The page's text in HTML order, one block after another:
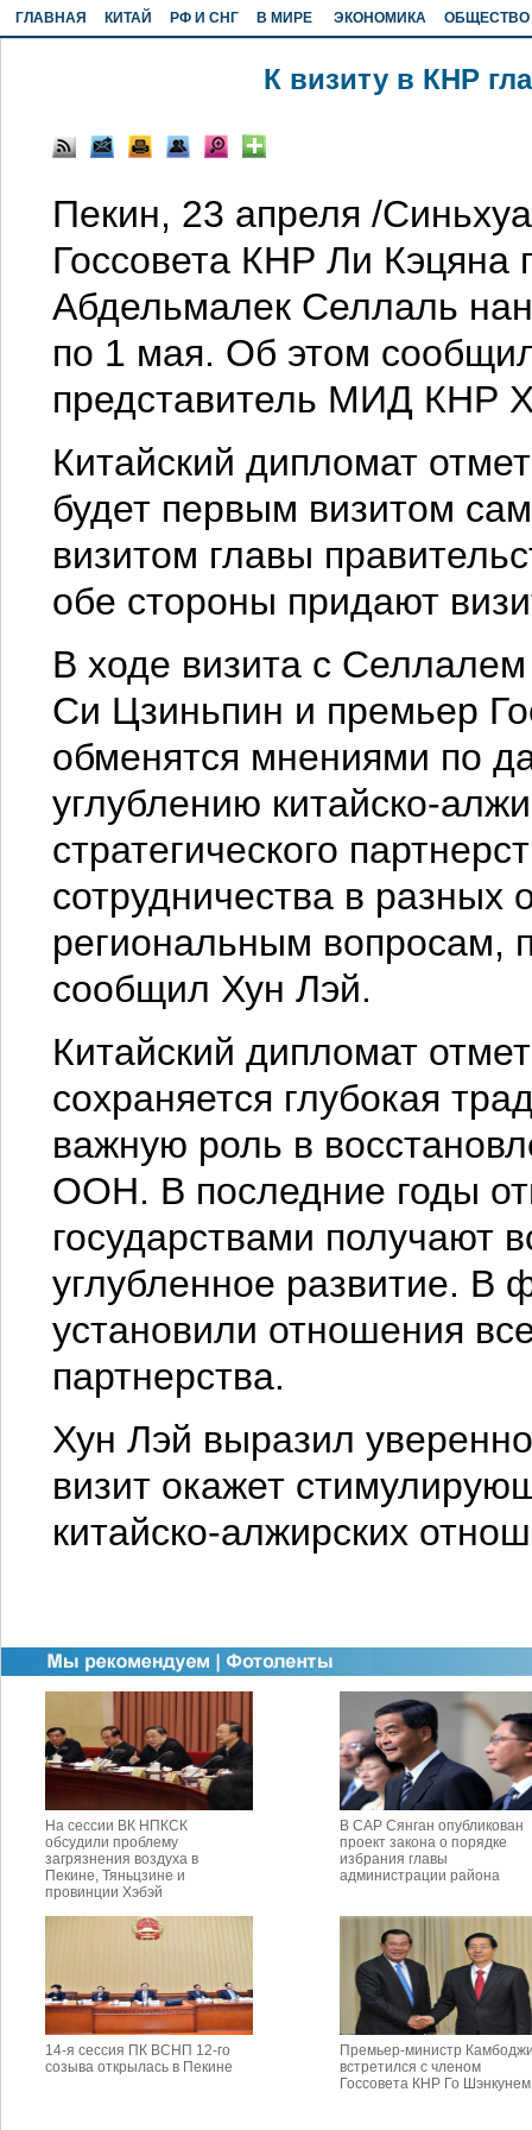
ГЛАВНАЯ КИТАЙ РФ И СНГ В МИРЕ ЭКОНОМИКА ОБЩЕСТВО
К визиту в КНР
Пекин, 23 апреля /
Госсовета КНР Ли
Абдельмалек Селлаль
по 1 мая. Об этом
представитель МИД КНР
Китайский дипломат
будет первым визитом
визитом главы
обе стороны придают
В ходе визита с
Си Цзиньпин и премьер
обменятся мнениями по
углублению китайско-
стратегического
сотрудничества в
региональным вопросам,
сообщил Хун Лэй.
Китайский дипломат
сохраняется глубокая
важную роль в
ООН. В последние годы
государствами получают
углубленное развитие. В
установили отношения
партнерства.
Хун Лэй выразил
визит окажет
китайско-алжирских
На сессии ВК НПКСК
обсудили проблему
загрязнения воздуха в
Пекине, Тяньцзине и
провинции Хэбэй
В САР Сянган опубликован
проект закона о порядке
избрания главы
администрации района
14-я сессия ПК ВСНП 12-го
созыва открылась в Пекине
Премьер-министр
встретился с членом
Госсовета КНР Го Шэнкунем